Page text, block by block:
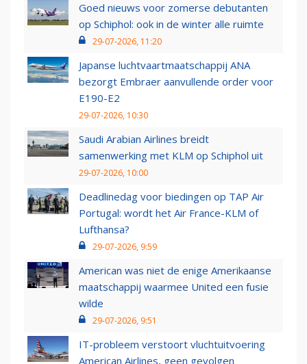
Goed nieuws voor zomerse debutanten
op Schiphol: ook in de winter alle ruimte
29-07-2026, 11:20
Japanse luchtvaartmaatschappij ANA
bezorgt Embraer aanvullende order voor
E190-E2
29-07-2026, 10:30
Saudi Arabian Airlines breidt
samenwerking met KLM op Schiphol uit
29-07-2026, 10:00
Deadlinedag voor biedingen op TAP Air
Portugal: wordt het Air France-KLM of
Lufthansa?
29-07-2026, 9:59
American was niet de enige Amerikaanse
maatschappij waarmee United een fusie
wilde
29-07-2026, 9:51
IT-probleem verstoort vluchtuitvoering
American Airlines, geen gevolgen